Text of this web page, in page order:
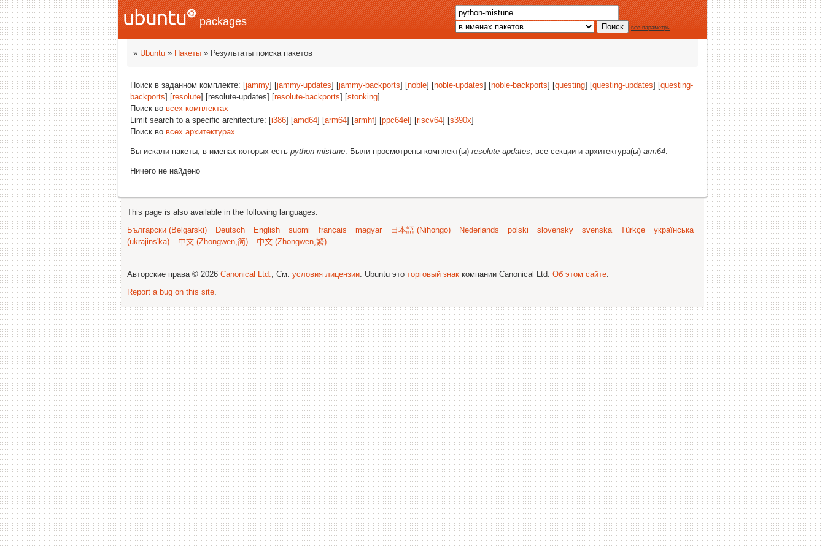
packages все параметры
» Ubuntu » Пакеты » Результаты поиска пакетов
Поиск в заданном комплекте: [jammy] [jammy-updates] [jammy-backports] [noble] [noble-updates] [noble-backports] [questing] [questing-updates] [questing-
backports] [resolute] [resolute-updates] [resolute-backports] [stonking]
Поиск во всех комплектах
Limit search to a specific architecture: [i386] [amd64] [arm64] [armhf] [ppc64el ] [riscv64] [s390x]
Поиск во всех архитектурах
Вы искали пакеты, в именах которых есть python-mistune. Были просмотрены комплект(ы) resolute-updates, все секции и архитектура(ы) arm64.
Ничего не найдено
This page is also available in the following languages:
Български (Bəlgarski)
Deutsch English suomi français magyar 日本語 (Nihongo) Nederlands polski slovensky svenska Türkçe
українська
(ukrajins'ka)
中文 (Zhongwen,简) 中文 (Zhongwen,繁)
Авторские права © 2026 Canonical Ltd.; См. условия лицензии. Ubuntu это торговый знак компании Canonical Ltd. Об этом сайте.
Report a bug on this site.